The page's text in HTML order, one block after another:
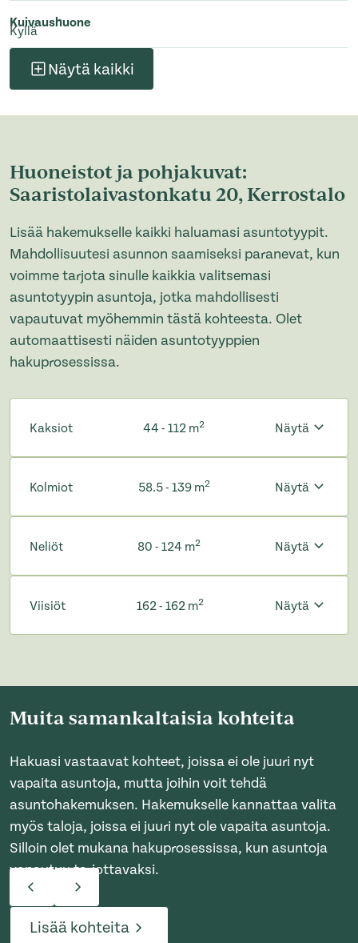
Kuivaushuone
Kyllä
Näytä kaikki
Huoneistot ja pohjakuvat:
Saaristolaivastonkatu 20, Kerrostalo
Lisää hakemukselle kaikki haluamasi asuntotyypit.
Mahdollisuutesi asunnon saamiseksi paranevat, kun
voimme tarjota sinulle kaikkia valitsemasi
asuntotyypin asuntoja, jotka mahdollisesti
vapautuvat myöhemmin tästä kohteesta. Olet
automaattisesti näiden asuntotyyppien
hakuprosessissa.
Kaksiot 44 - 112 m2 Näytä
Kolmiot 58.5 - 139 m2 Näytä
Neliöt 80 - 124 m2 Näytä
Viisiöt 162 - 162 m2 Näytä
Muita samankaltaisia kohteita
Hakuasi vastaavat kohteet, joissa ei ole juuri nyt
vapaita asuntoja, mutta joihin voit tehdä
asuntohakemuksen. Hakemukselle kannattaa valita
myös taloja, joissa ei juuri nyt ole vapaita asuntoja.
Silloin olet mukana hakuprosessissa, kun asuntoja
vapautuu tarjottavaksi.
Lisää kohteita